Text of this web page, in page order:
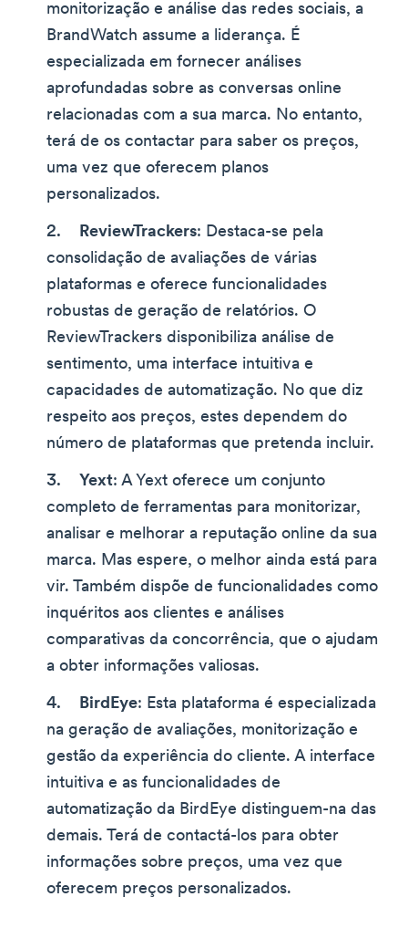
monitorização e análise das redes sociais, a
BrandWatch assume a liderança. É
especializada em fornecer análises
aprofundadas sobre as conversas online
relacionadas com a sua marca. No entanto,
terá de os contactar para saber os preços,
uma vez que oferecem planos
personalizados.
ReviewTrackers: Destaca-se pela
consolidação de avaliações de várias
plataformas e oferece funcionalidades
robustas de geração de relatórios. O
ReviewTrackers disponibiliza análise de
sentimento, uma interface intuitiva e
capacidades de automatização. No que diz
respeito aos preços, estes dependem do
número de plataformas que pretenda incluir.
Yext: A Yext oferece um conjunto
completo de ferramentas para monitorizar,
analisar e melhorar a reputação online da sua
marca. Mas espere, o melhor ainda está para
vir. Também dispõe de funcionalidades como
inquéritos aos clientes e análises
comparativas da concorrência, que o ajudam
a obter informações valiosas.
BirdEye: Esta plataforma é especializada
na geração de avaliações, monitorização e
gestão da experiência do cliente. A interface
intuitiva e as funcionalidades de
automatização da BirdEye distinguem-na das
demais. Terá de contactá-los para obter
informações sobre preços, uma vez que
oferecem preços personalizados.